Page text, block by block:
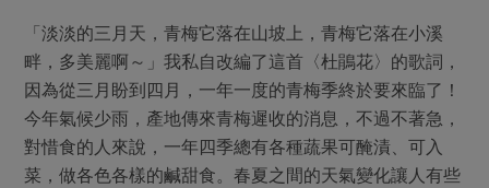
最新產品
優惠專區
素食專區
養身食補
節慶大餐
高麗菜海鮮煎餅
典藏閱覽室
媒體報導
下載專區
地區活動
「淡淡的三月天，青梅它落在山坡上，青梅它落在小溪
畔，多美麗啊～」我私自改編了這首〈杜鵑花〉的歌詞，
因為從三月盼到四月，一年一度的青梅季終於要來臨了！
今年氣候少雨，產地傳來青梅遲收的消息，不過不著急，
對惜食的人來說，一年四季總有各種蔬果可醃漬、可入
菜，做各色各樣的鹹甜食。春夏之間的天氣變化讓人有些